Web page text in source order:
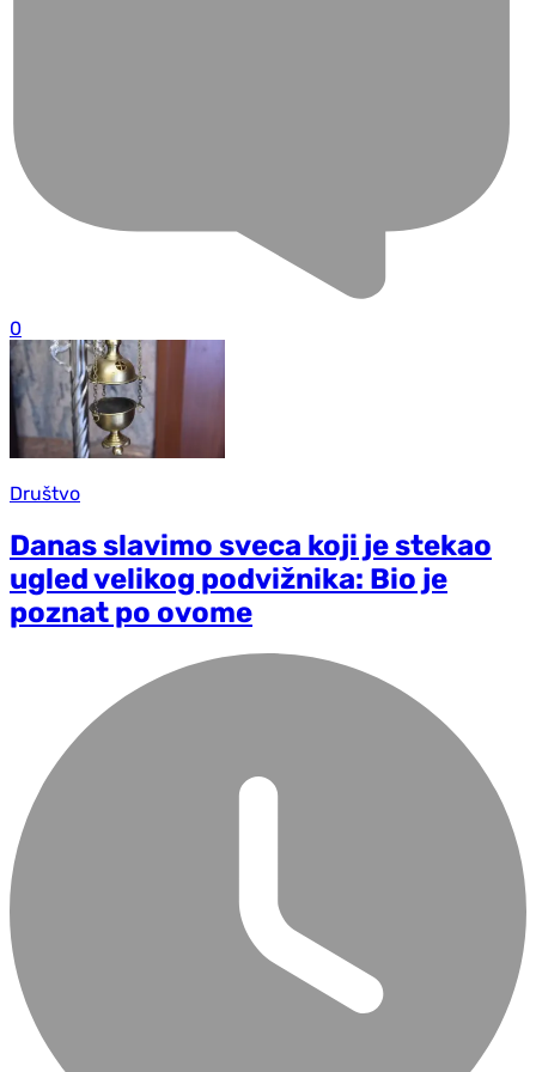
0
Društvo
Danas slavimo sveca koji je stekao
ugled velikog podvižnika: Bio je
poznat po ovome